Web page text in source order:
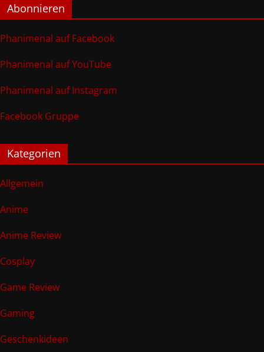
Abonnieren
Phanimenal auf Facebook
Phanimenal auf YouTube
Phanimenal auf Instagram
Facebook Gruppe
Kategorien
Allgemein
Anime
Anime Review
Cosplay
Game Review
Gaming
Geschenkideen